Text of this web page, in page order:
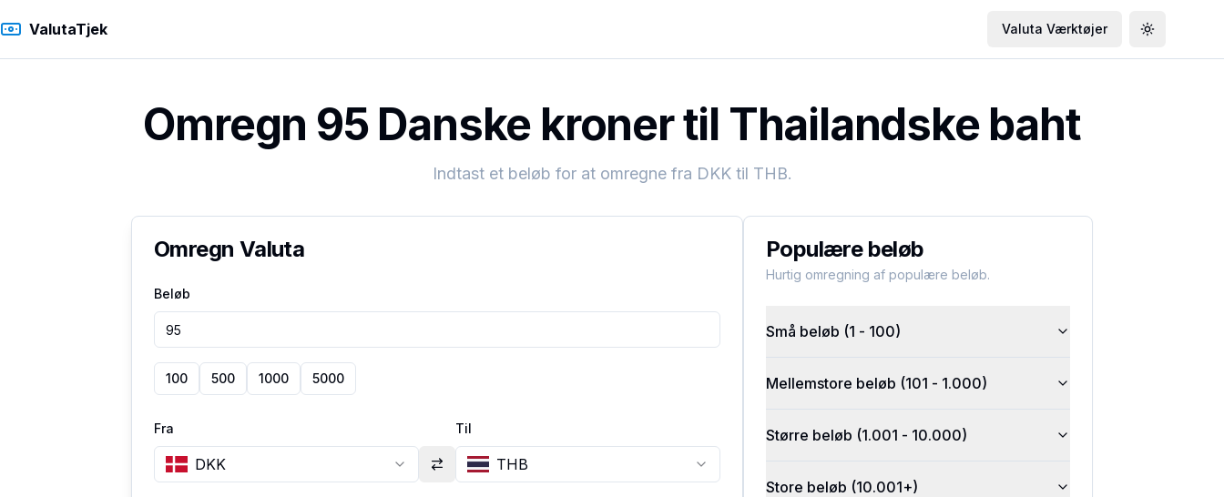
ValutaTjek Valuta Værktøjer Toggle
Omregn 95 Danske kroner til Thailandske baht
Indtast et beløb for at omregne fra DKKtil THB.
Omregn Valuta
Beløb
100 500 1000 5000
Fra
DKK
Til
THB
Populære beløb
Hurtig omregning af populære beløb.
Små beløb (1 - 100)
Mellemstore beløb (101 - 1.000)
Større beløb (1.001 - 10.000)
Store beløb (10.001+)